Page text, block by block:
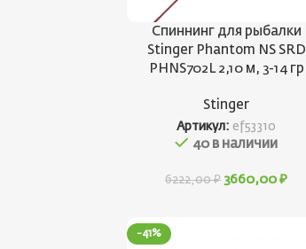
Спиннинг для рыбалки
Stinger Phantom NS SRD
PHNS702L 2,10 м, 3-14 гр
Stinger
Артикул:ef53310
40 в наличии
6222,00₽ 3660,00₽
-41%